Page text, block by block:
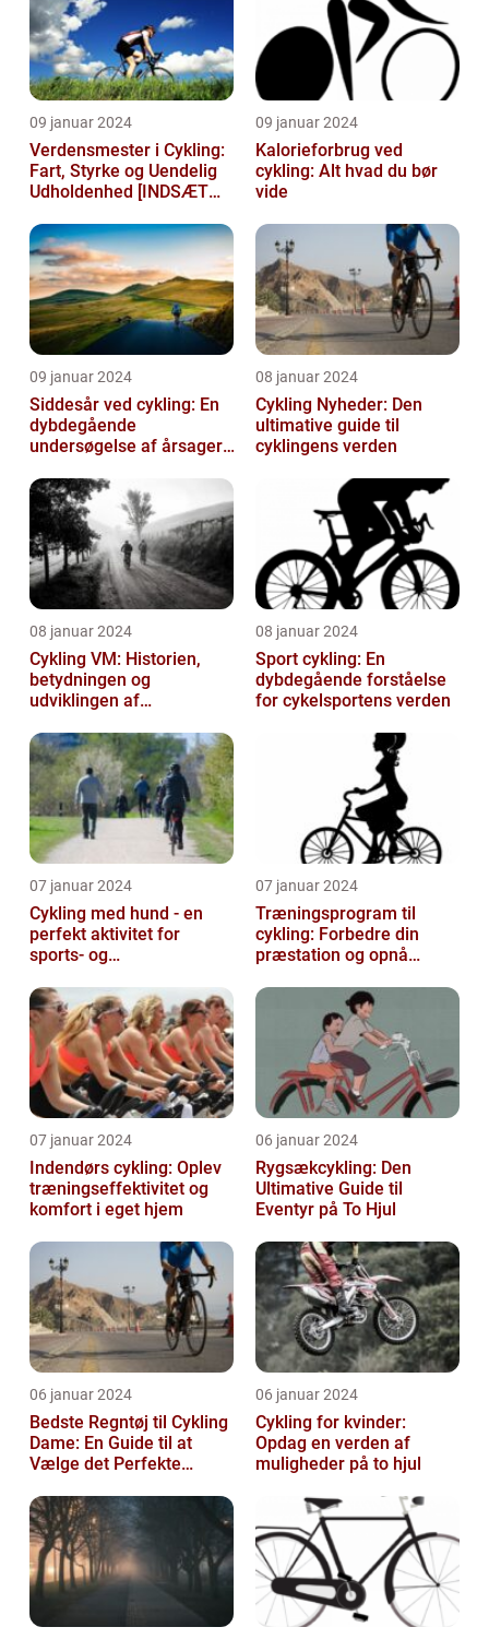
09 januar 2024
Verdensmester i Cykling:
Fart, Styrke og Uendelig
Udholdenhed [INDSÆT
09 januar 2024
Kalorieforbrug ved
cykling: Alt hvad du bør
vide
09 januar 2024
Siddesår ved cykling: En
dybdegående
undersøgelse af årsager,
behandling
08 januar 2024
Cykling Nyheder: Den
ultimative guide til
cyklingens verden
08 januar 2024
Cykling VM: Historien,
betydningen og
udviklingen af
08 januar 2024
Sport cykling: En
dybdegående forståelse
for cykelsportens verden
07 januar 2024
Cykling med hund - en
perfekt aktivitet for
sports- og
07 januar 2024
Træningsprogram til
cykling: Forbedre din
præstation og opnå
07 januar 2024
Indendørs cykling: Oplev
træningseffektivitet og
komfort i eget hjem
06 januar 2024
Rygsækcykling: Den
Ultimative Guide til
Eventyr på To Hjul
06 januar 2024
Bedste Regntøj til Cykling
Dame: En Guide til at
Vælge det Perfekte
unde...
06 januar 2024
Cykling for kvinder:
Opdag en verden af
muligheder på to hjul